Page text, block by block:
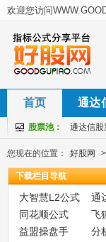
首页 通达
股票池： 通达信股
您现在的位置： 好股网
下载栏目导航
大智慧L2公式
通
同花顺公式
飞
益盟操盘手
分